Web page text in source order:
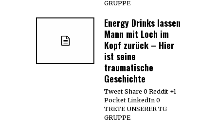
GRUPPE
Energy Drinks lassen
Mann mit Loch im
Kopf zurück – Hier
ist seine
traumatische
Geschichte
Tweet Share 0 Reddit +1
Pocket LinkedIn 0
TRETE UNSERER TG
GRUPPE